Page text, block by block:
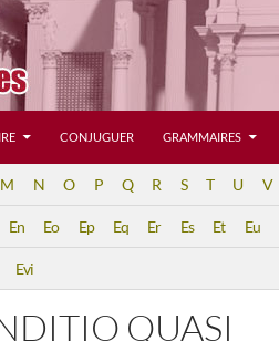
CONJUGUER GRAMMAIRES
M N O P Q R S T U V
En Eo Ep Eq Er Es Et Eu
Evi
QUASI